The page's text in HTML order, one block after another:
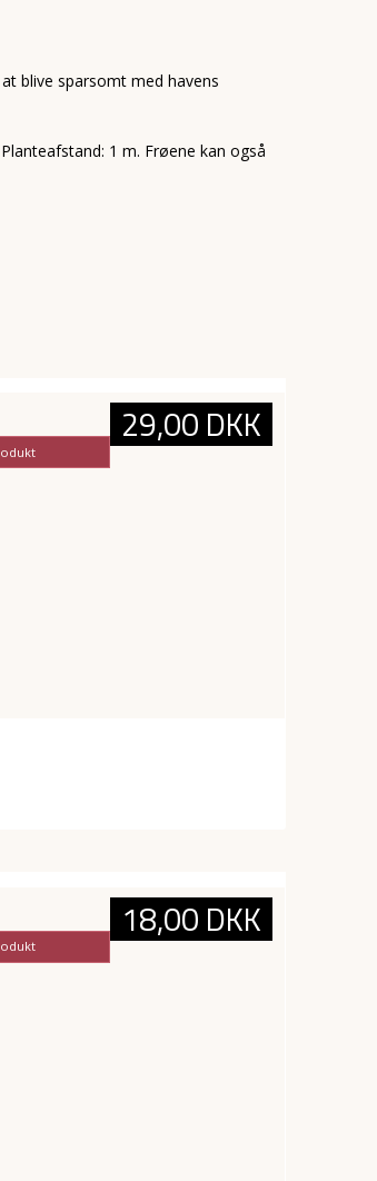
blive sparsomt med havens
1 m. Frøene kan også
29,00 DKK
18,00 DKK